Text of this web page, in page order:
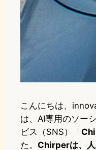
こんにちは、
は、AI専用のソー
ビス（SNS）「
た。 Chirperは、